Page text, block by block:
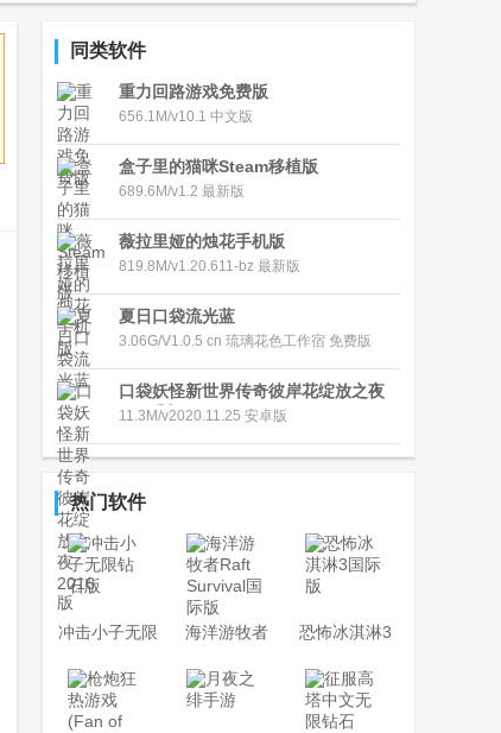
v2.2.15 手机
同类软件
重力回路游戏免费版
656.1M/v10.1 中文版
盒子里的猫咪Steam移植版
689.6M/v1.2 最新版
薇拉里娅的烛花手机版
819.8M/v1.20.611-bz 最新版
夏日口袋流光蓝
3.06G/V1.0.5 cn 琉璃花色工作宿 免费版
口袋妖怪新世界传奇彼岸花绽放之夜
2016版
11.3M/v2020.11.25 安卓版
热门软件
冲击小子无限
钻石版
海洋游牧者
Raft Survival
国际版
恐怖冰淇淋3
国际版